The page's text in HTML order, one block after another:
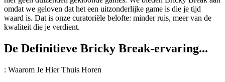
omdat we geloven dat het een uitzonderlijke game is die je tijd
waard is. Dat is onze curatoriële belofte: minder ruis, meer van de
kwaliteit die je verdient.
De Definitieve Bricky Break-ervaring...
: Waarom Je Hier Thuis Horen